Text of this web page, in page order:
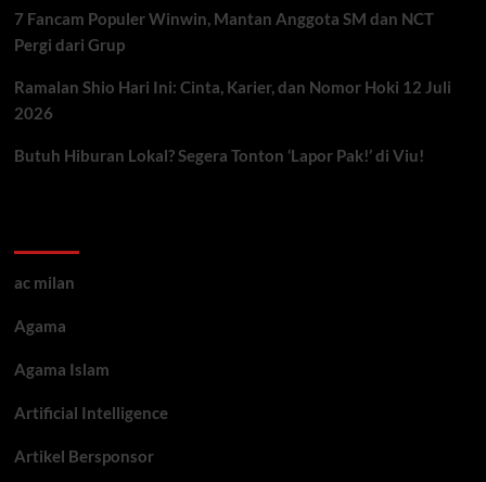
7 Fancam Populer Winwin, Mantan Anggota SM dan NCT
Pergi dari Grup
Ramalan Shio Hari Ini: Cinta, Karier, dan Nomor Hoki 12 Juli
2026
Butuh Hiburan Lokal? Segera Tonton ‘Lapor Pak!’ di Viu!
ac milan
Agama
Agama Islam
Artificial Intelligence
Artikel Bersponsor